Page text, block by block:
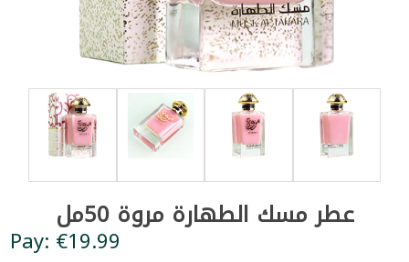
عطر مسك الطهارة مروة 50مل
Pay: €19.99